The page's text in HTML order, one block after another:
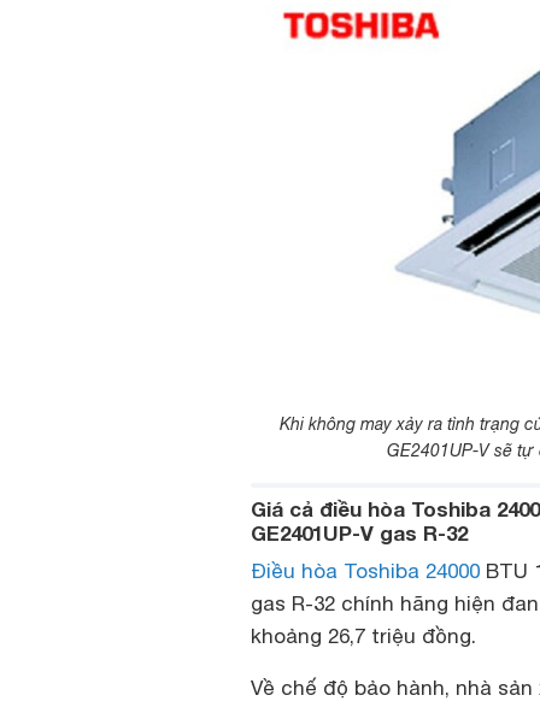
Khi không may xảy ra tình trạng
GE2401UP-V sẽ
Giá cả điều hòa Toshiba
GE2401UP-V gas R-32
Điều hòa Toshiba 24000 BTU
gas R-32 chính hãng hiện
khoảng 26,7 triệu đồng.
Về chế độ bảo hành, nhà